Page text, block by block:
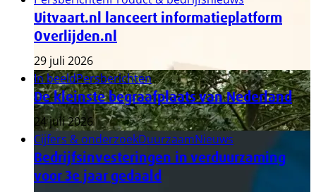
Uitvaart.nl lanceert informatieplatform
Overlijden.nl
29 juli 2026
In beeldPersberichten
De kleinste begraafplaats van Nederland
24 juli 2026
Cijfers & onderzoekDuurzaamNieuws
Bedrijfsinvesteringen in verduurzaming
voor 3e jaar gedaald